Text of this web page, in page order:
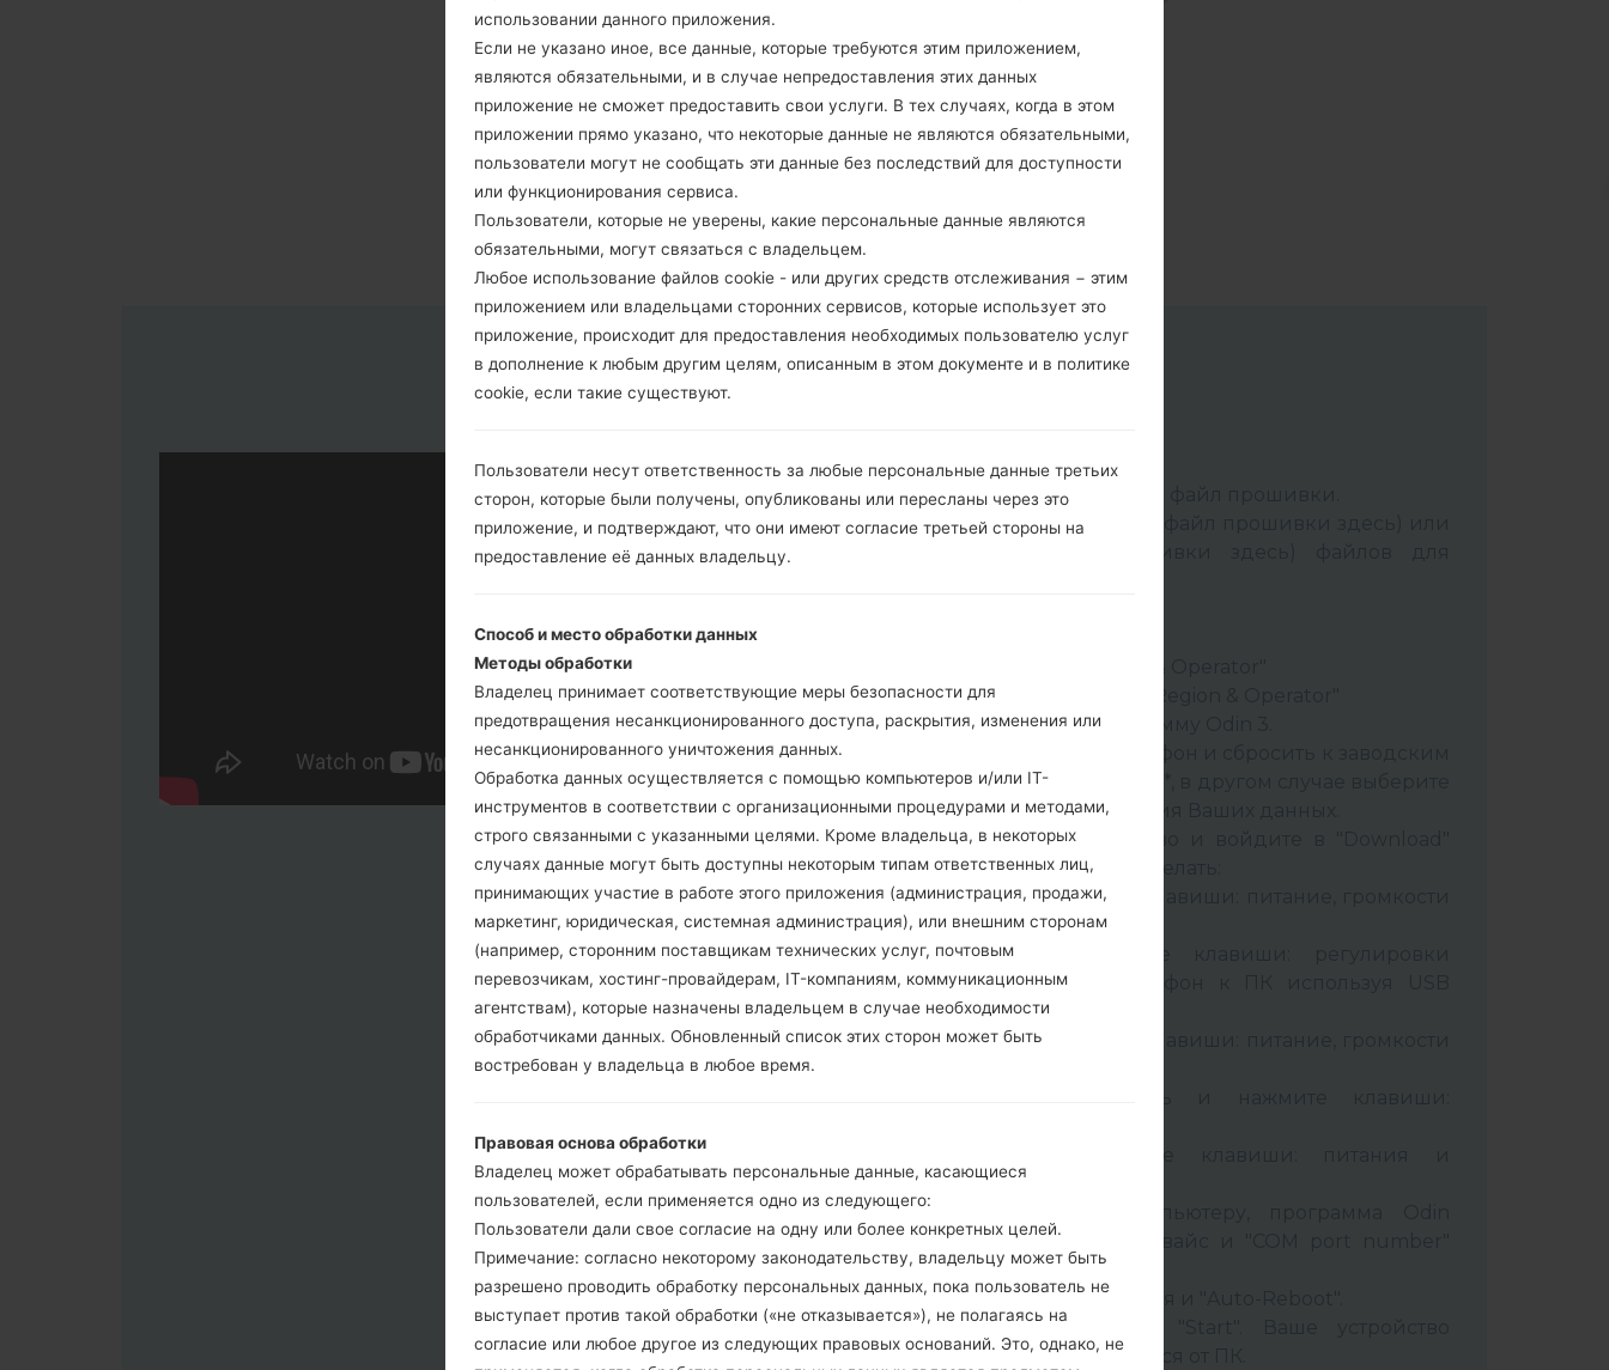
Инструкции
Скачайте на свой ПК:Odin 3
Далее загрузите и распакуйте файл прошивки.
Вам необходимо 1 (Выбрать 1 файл прошивки здесь) или
HOME_CSC _ ***: "Country & Region & Operator"
Добавьте все файлы в программу Odin 3.
настройкам выберите CSC _ ***, в другом случае выберите
HOME_CSC _ *** для сохранения Ваших данных.
Теперь выключите устройство и войдите в "Download"
режим. Все методы как это сделать:
Нажмите и удерживайте клавиши: питание, громкости
и Bixbi.
Нажмите и удерживайте клавиши: регулировки
громкости. Подключив телефон к ПК используя USB
кабель.
Нажмите и удерживайте клавиши: питание, громкости
увеличения громкости
Далее подключите к компьютеру, программа Odin
должна определить Ваш девайс и "COM port number"
появится на экране.
Укажите только "F.Reset" время и "Auto-Reboot".
В конце нажмите кнопку "Start". Ваше устройство
перезагрузится и отсоединится от ПК.
использовании данного приложения.
Если не указано иное, все данные, которые требуются этим приложением,
являются обязательными, и в случае непредоставления этих данных
приложение не сможет предоставить свои услуги. В тех случаях, когда в этом
приложении прямо указано, что некоторые данные не являются обязательными,
пользователи могут не сообщать эти данные без последствий для доступности
или функционирования сервиса.
Пользователи, которые не уверены, какие персональные данные являются
обязательными, могут связаться с владельцем.
Любое использование файлов cookie - или других средств отслеживания − этим
приложением или владельцами сторонних сервисов, которые использует это
приложение, происходит для предоставления необходимых пользователю услуг
в дополнение к любым другим целям, описанным в этом документе и в политике
cookie, если такие существуют.
Пользователи несут ответственность за любые персональные данные третьих
сторон, которые были получены, опубликованы или пересланы через это
приложение, и подтверждают, что они имеют согласие третьей стороны на
предоставление её данных владельцу.
Способ и место обработки данных
Методы обработки
Владелец принимает соответствующие меры безопасности для
предотвращения несанкционированного доступа, раскрытия, изменения или
несанкционированного уничтожения данных.
Обработка данных осуществляется с помощью компьютеров и/или IT-
инструментов в соответствии с организационными процедурами и методами,
строго связанными с указанными целями. Кроме владельца, в некоторых
случаях данные могут быть доступны некоторым типам ответственных лиц,
принимающих участие в работе этого приложения (администрация, продажи,
маркетинг, юридическая, системная администрация), или внешним сторонам
(например, сторонним поставщикам технических услуг, почтовым
перевозчикам, хостинг-провайдерам, IT-компаниям, коммуникационным
агентствам), которые назначены владельцем в случае необходимости
обработчиками данных. Обновленный список этих сторон может быть
востребован у владельца в любое время.
Правовая основа обработки
Владелец может обрабатывать персональные данные, касающиеся
пользователей, если применяется одно из следующего:
Пользователи дали свое согласие на одну или более конкретных целей.
Примечание: согласно некоторому законодательству, владельцу может быть
разрешено проводить обработку персональных данных, пока пользователь не
выступает против такой обработки («не отказывается»), не полагаясь на
согласие или любое другое из следующих правовых оснований. Это, однако, не